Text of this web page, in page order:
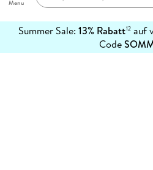
Menu
Summer Sale: 13% Rabatt12auf
Code
erfahren